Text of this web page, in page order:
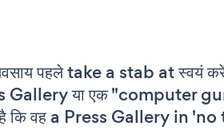
पहले take a stab at स्वयं
Gallery या एक "computer
कि वह a Press Gallery in 'no